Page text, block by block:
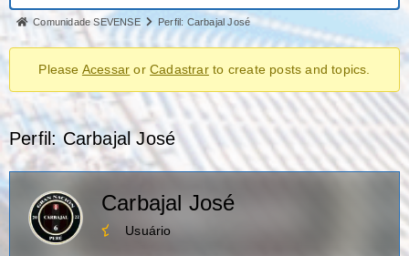
Comunidade SEVENSE Perfil: Carbajal José
Please Acessar orCadastrarto create posts and topics.
Perfil: Carbajal José
Carbajal José
Usuário